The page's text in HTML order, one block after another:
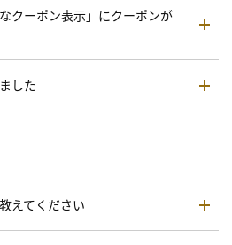
クーポン表示」にクーポンが
した
えてください